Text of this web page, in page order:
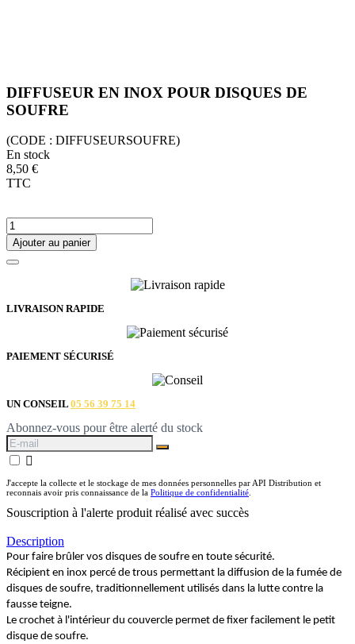
DIFFUSEUR EN INOX POUR DISQUES DE
SOUFRE
(CODE : DIFFUSEURSOUFRE)
En stock
8,50 €
TTC
Ajouter au panier
LIVRAISON RAPIDE
PAIEMENT SÉCURISÉ
UN CONSEIL 05 56 39 75 14
Abonnez-vous pour être alerté du stock

J'accepte la collecte et le stockage de mes données personnelles par API Distribution et
reconnais avoir pris connaissance de la Politique de confidentialité.
Souscription à l'alerte produit réalisé avec succès
Description
Pour faire brûler vos disques de soufre en toute sécurité.
Récipient en inox percé de trous permettant la diffusion de la fumée de
disques de soufre, traditionnellement utilisés dans la lutte contre la
fausse teigne.
Le crochet à l'intérieur du couvercle permet de fixer facilement le petit
disque de soufre.